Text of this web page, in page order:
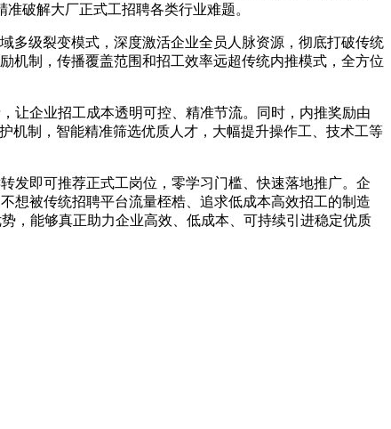
破解大厂正式工招聘各类行业难题。
多级裂变模式，深度激活企业全员人脉资源，彻底打破传统
机制，传播覆盖范围和招工效率远超传统内推模式，全方位
让企业招工成本透明可控、精准节流。同时，内推奖励由
机制，智能精准筛选优质人才，大幅提升操作工、技术工等
发即可推荐正式工岗位，零学习门槛、快速落地推广。企
想被传统招聘平台流量桎梏、追求低成本高效招工的制造
，能够真正助力企业高效、低成本、可持续引进稳定优质